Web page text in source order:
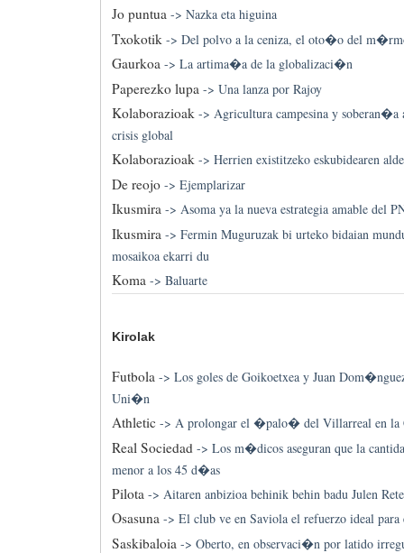
Jo puntua-> Nazka eta higuina
Txokotik-> Del polvo a la ceniza, el oto�o del
Gaurkoa-> La artima�a de la globalizaci�n
Paperezko lupa -> Una lanza por Rajoy
Kolaborazioak-> Agricultura campesina y soberan�a
crisis global
Kolaborazioak-> Herrien existitzeko eskubidearen alde
De reojo-> Ejemplarizar
Ikusmira-> Asoma ya la nueva estrategia amable del
Ikusmira -> Fermin Muguruzak bi urteko bidaian
mosaikoa ekarri du
Koma-> Baluarte
Kirolak
Futbola -> Los goles de Goikoetxea y Juan
Uni�n
Athletic -> A prolongar el �palo� del Villarreal en la
Real Sociedad -> Los m�dicos aseguran que la
menor a los 45 d�as
Pilota-> Aitaren anbizioa behinik behin badu Julen
Osasuna-> El club ve en Saviola el refuerzo ideal
Saskibaloia -> Oberto, en observaci�n por latido